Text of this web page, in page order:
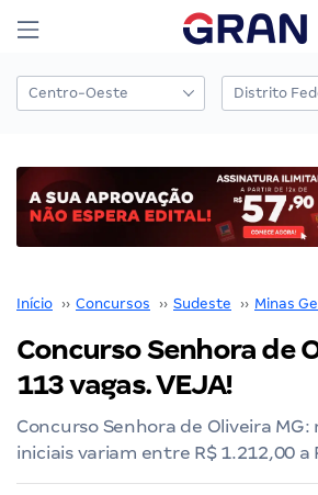
Início ›› Concursos ›› Sudeste ›› Minas
Concurso Senhora de
113 vagas. VEJA!
Concurso Senhora de Oliveira
iniciais variam entre R$ 1.212,00 a